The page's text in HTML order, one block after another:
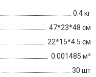
0.4 кг
47*23*48 см
22*15*4.5 см
0.001485 м³
30 шт